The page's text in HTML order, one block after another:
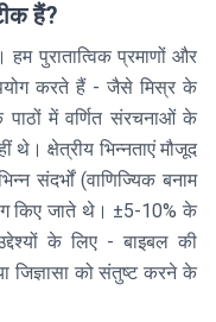
हैं?
हम पुरातात्विक प्रमाणों और
करते हैं - जैसे मिस्र के
में वर्णित संरचनाओं के
थे। क्षेत्रीय भिन्नताएं मौजूद
संदर्भों (वाणिज्यिक बनाम
किए जाते थे। ±5-10% के
के लिए - बाइबल की
जिज्ञासा को संतुष्ट करने के